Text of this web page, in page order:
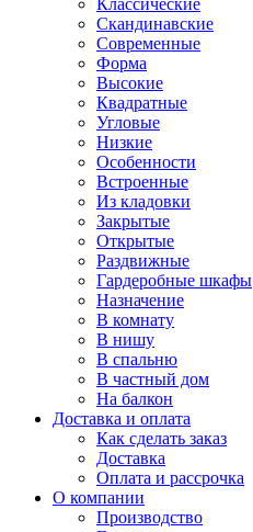
Классические
Скандинавские
Современные
Форма
Высокие
Квадратные
Угловые
Низкие
Особенности
Встроенные
Из кладовки
Закрытые
Открытые
Раздвижные
Гардеробные шкафы
Назначение
В комнату
В нишу
В спальню
В частный дом
На балкон
Доставка и оплата
Как сделать заказ
Доставка
Оплата и рассрочка
О компании
Производство